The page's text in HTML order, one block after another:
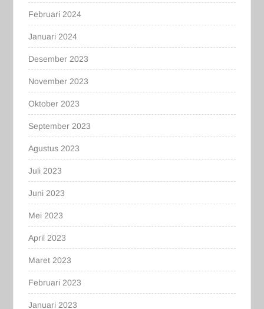
Februari 2024
Januari 2024
Desember 2023
November 2023
Oktober 2023
September 2023
Agustus 2023
Juli 2023
Juni 2023
Mei 2023
April 2023
Maret 2023
Februari 2023
Januari 2023